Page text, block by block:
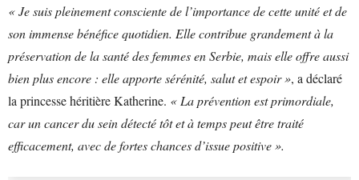
« Je suis pleinement consciente de l’importance de cette unité et de
son immense bénéfice quotidien. Elle contribue grandement à la
préservation de la santé des femmes en Serbie, mais elle offre aussi
bien plus encore : elle apporte sérénité, salut et espoir », a déclaré
la princesse héritière Katherine. « La prévention est primordiale,
car un cancer du sein détecté tôt et à temps peut être traité
efficacement, avec de fortes chances d’issue positive ».